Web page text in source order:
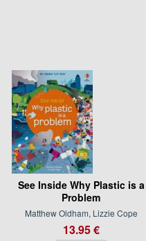
See Inside Why Plastic is a
Problem
Matthew Oldham, Lizzie Cope
13.95 €